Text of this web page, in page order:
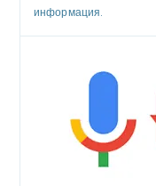
информация.